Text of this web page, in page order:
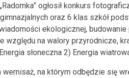
ogłosił konkurs
oraz 6 klas szkół
ekologicznej,
względu na walory przyrodnicze,
słoneczna 2) Energia
wernisaż, na którym odbędzie się